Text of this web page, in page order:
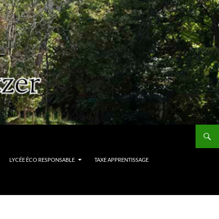
LYCÉE ÉCO RESPONSABLE TAXE APPRENTISSAGE